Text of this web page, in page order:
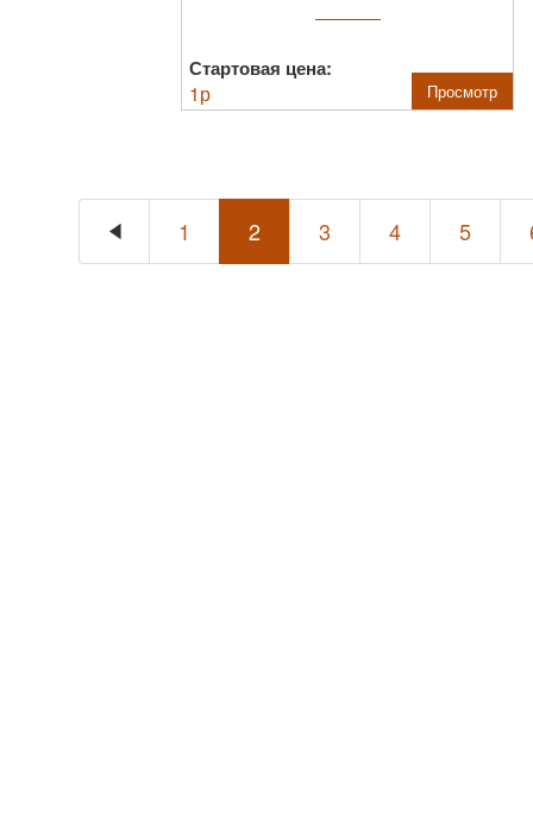
Стартовая цена:
1р Просмотр
1 2 3 4 5